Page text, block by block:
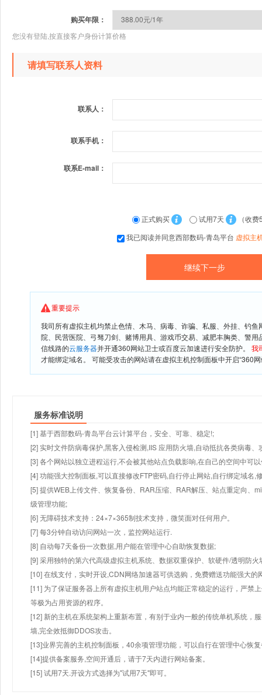
购买年限：
您没有登陆,按直接客户身份计算价格
请填写联系人资料
联系人：
联系手机：
联系E-mail：
正式购买 试用7天
（收费
我已阅读并同意西部数码-青岛平台 虚拟主
重要提示
我司所有虚拟主机均禁止色情、木马、病毒、诈骗、私服、外挂、钓
院、民营医院、弓驽刀剑、赌博用具、游戏币交易、减肥丰胸类、警
信线路的云服务器并开通360网站卫士或百度云加速进行安全防护。 我
才能绑定域名。 可能受攻击的网站请在虚拟主机控制面板中开启“360
服务标准说明
[1] 基于西部数码-青岛平台云计算平台，安全、可靠、稳定!;
[2] 实时文件防病毒保护,黑客入侵检测,IIS 应用防火墙,自动抵抗各类病毒、
[3] 各个网站以独立进程运行,不会被其他站点负载影响,在自己的空间中可
[4] 功能强大控制面板,可以直接修改FTP密码,自行停止网站,自行绑定域名,
[5] 提供WEB上传文件、恢复备份、RAR压缩、RAR解压、站点重定向、
级管理功能;
[6] 无障碍技术支持：24×7×365制技术支持，微笑面对任何用户。
[7] 每3分钟自动访问网站一次，监控网站运行.
[8] 自动每7天备份一次数据,用户能在管理中心自助恢复数据;
[9] 采用独特的第六代高级虚拟主机系统、数据双重保护、软硬件/透明防火
[10] 在线支付，实时开设,CDN网络加速器可供选购，免费赠送功能强大
[11] 为了保证服务器上所有虚拟主机用户站点均能正常稳定的运行，严禁
等极为占用资源的程序。
[12] 新的主机在系统架构上重新布置，有别于业内一般的传统单机系统，
墙,完全效抵御DDOS攻击。
[13]业界完善的主机控制面板，40余项管理功能，可以自行在管理中心恢
[14]提供备案服务,空间开通后，请于7天内进行网站备案。
[15] 试用7天.开设方式选择为"试用7天"即可。